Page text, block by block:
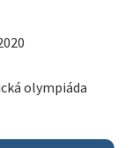
olympiáda